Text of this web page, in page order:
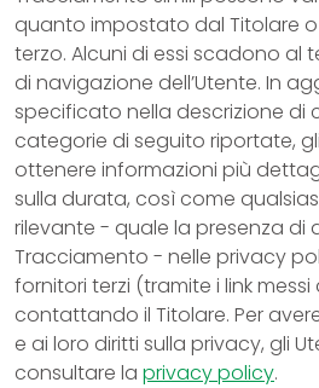
quanto impostato dal Titolare
terzo. Alcuni di essi scadono al
di navigazione dell’Utente. In
specificato nella descrizione di
categorie di seguito riportate,
ottenere informazioni più
sulla durata, così come
rilevante - quale la presenza di
Tracciamento - nelle privacy
fornitori terzi (tramite i link
contattando il Titolare. Per
e ai loro diritti sulla privacy, gli
consultare la privacy policy.